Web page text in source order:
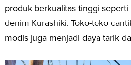
produk berkualitas tinggi seperti
denim Kurashiki. Toko-toko
modis juga menjadi daya tarik